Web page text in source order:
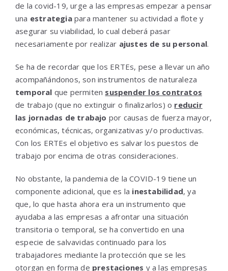
de la covid-19, urge a las empresas empezar a pensar
una estrategiapara mantener su actividad a flote y
asegurar su viabilidad, lo cual deberá pasar
necesariamente por realizar ajustes de su personal.
Se ha de recordar que los ERTEs, pese a llevar un año
acompañándonos, son instrumentos de naturaleza
temporal que permiten suspender los contratos
de trabajo (que no extinguir o finalizarlos) o reducir
las jornadas de trabajo por causas de fuerza mayor,
económicas, técnicas, organizativas y/o productivas.
Con los ERTEs el objetivo es salvar los puestos de
trabajo por encima de otras consideraciones.
No obstante, la pandemia de la COVID-19 tiene un
componente adicional, que es la inestabilidad, ya
que, lo que hasta ahora era un instrumento que
ayudaba a las empresas a afrontar una situación
transitoria o temporal, se ha convertido en una
especie de salvavidas continuado para los
trabajadores mediante la protección que se les
otorgan en forma de prestaciones y a las empresas